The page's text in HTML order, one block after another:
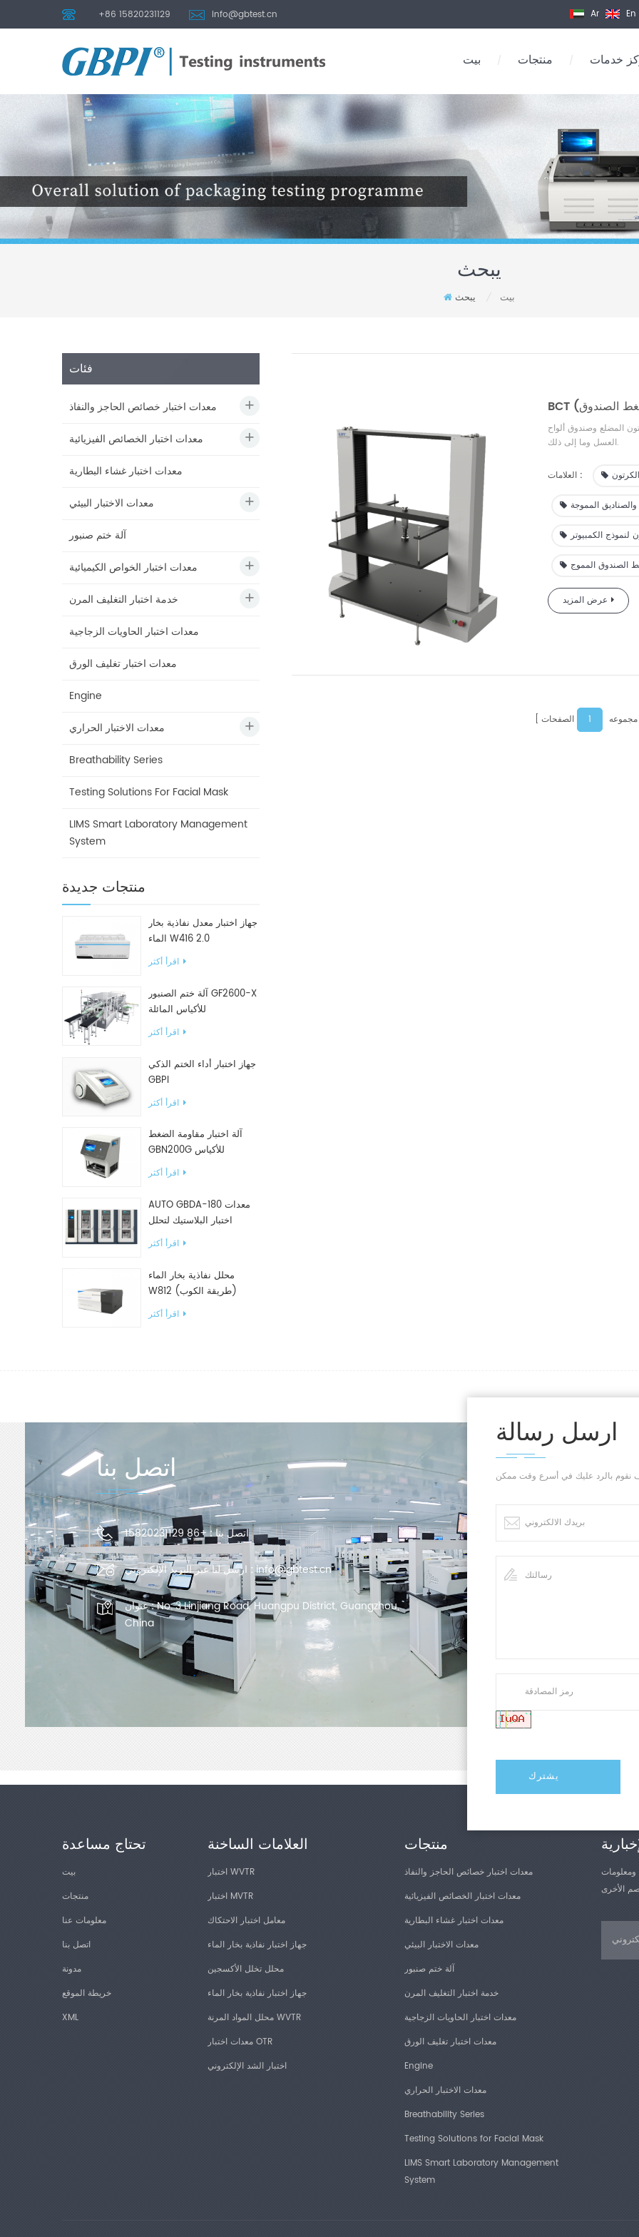
+86 15820231129 info@gbtest.cn Ar En
بيت / منتجات / خدمات
يبحث
بيت يبحث
فئات
معدات اختبار خصائص الحاجز والنفاذ
معدات اختبار الخصائص الفيزيائية
معدات اختبار غشاء البطارية
معدات الاختبار البيئي
آلة ختم صنبور
معدات اختبار الخواص الكيميائية
خدمة اختبار التغليف المرن
معدات اختبار الحاويات الزجاجية
معدات اختبار تغليف الورق
Engine
معدات الاختبار الحراري
Breathability Series
Testing Solutions For Facial Mask
LIMS Smart Laboratory Management
System
منتجات جديدة
جهاز اختبار معدل نفاذية بخار
الماء W416 2.0
اقرأ أكثر
آلة ختم الصنبور GF2600-X
للأكياس المائلة
اقرأ أكثر
جهاز اختبار أداء الختم الذكي
GBPI
اقرأ أكثر
آلة اختبار مقاومة الضغط
GBN200G للأكياس
البلاستيكية
اقرأ أكثر
AUTO GBDA-180 معدات
اختبار البلاستيك لتحلل
السماد
اقرأ أكثر
محلل نفاذية بخار الماء
W812 (طريقة الكوب)
اقرأ أكثر
المضلع وصندوق ألواح
العسل وما إلى ذلك.
العلامات :
المموجة
لنموذج الكمبيوتر
الصندوق المموج
عرض المزيد
مجموعه 1 الصفحات
اتصل بنا
اتصل بنا :+86 15820231129
ارسل لنا عبر البريد الإلكتروني :info@gbtest.cn
عنوان :No. 3 Linjiang Road, Huangpu District, Guangzhou,
China
ارسل رسالة
تحتاج مساعدة
بيت
منتجات
معلومات عنا
اتصل بنا
مدونة
خريطة الموقع
XML
العلامات الساخنة
اختبار WVTR
اختبار MVTR
معامل اختبار الاحتكاك
جهاز اختبار نفاذية بخار الماء
محلل تخلل الأكسجين
جهاز اختبار نفاذية بخار الماء
محلل المواد المرنة WVTR
معدات اختبار OTR
اختبار الشد الإلكتروني
منتجات
معدات اختبار خصائص الحاجز والنفاذ
معدات اختبار الخصائص الفيزيائية
معدات اختبار غشاء البطارية
معدات الاختبار البيئي
آلة ختم صنبور
خدمة اختبار التغليف المرن
معدات اختبار الحاويات الزجاجية
معدات اختبار تغليف الورق
Engine
معدات الاختبار الحراري
Breathability Series
Testing Solutions for Facial Mask
LIMS Smart Laboratory Management
System
ومعلومات